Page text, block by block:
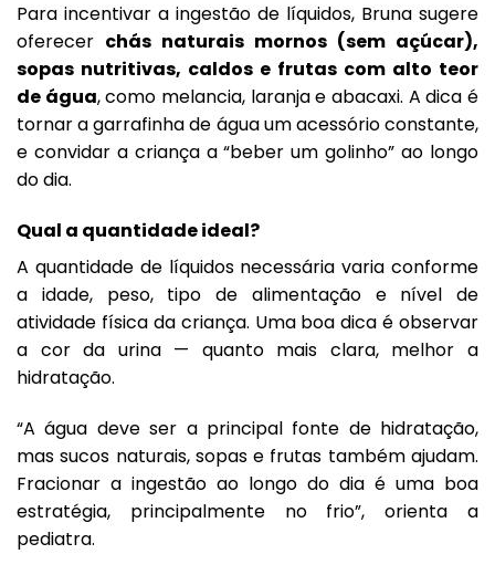
Para incentivar a ingestão de líquidos, Bruna sugere
oferecer chás naturais mornos (sem açúcar),
sopas nutritivas, caldos e frutas com alto teor
de água, como melancia, laranja e abacaxi. A dica é
tornar a garrafinha de água um acessório constante,
e convidar a criança a “beber um golinho” ao longo
do dia.
Qual a quantidade ideal?
A quantidade de líquidos necessária varia conforme
a idade, peso, tipo de alimentação e nível de
atividade física da criança. Uma boa dica é observar
a cor da urina — quanto mais clara, melhor a
hidratação.
“A água deve ser a principal fonte de hidratação,
mas sucos naturais, sopas e frutas também ajudam.
Fracionar a ingestão ao longo do dia é uma boa
estratégia, principalmente no frio”, orienta a
pediatra.